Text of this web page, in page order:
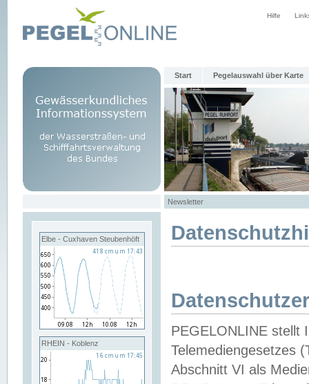
Hilfe
Start Pegelauswahl über Karte
Newsletter
Elbe - Cuxhaven Steubenhöft
RHEIN - Koblenz
PEGELONLINE stellt
Telemediengesetzes
Abschnitt VI als